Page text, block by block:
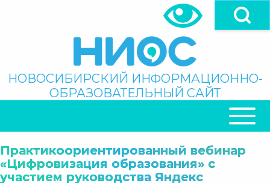
Поиск
НОВОСИБИРСКИЙ ИНФОРМАЦИОННО-
ОБРАЗОВАТЕЛЬНЫЙ САЙТ
НАВИГАЦИЯ
Практикоориентированный вебинар
«Цифровизация образования» с
участием руководства Яндекс